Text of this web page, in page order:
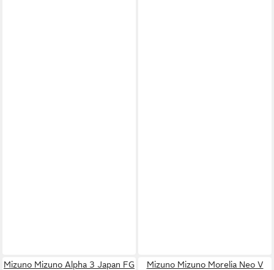
Mizuno Mizuno Alpha 3 Japan FG
Mizuno Mizuno Morelia Neo V